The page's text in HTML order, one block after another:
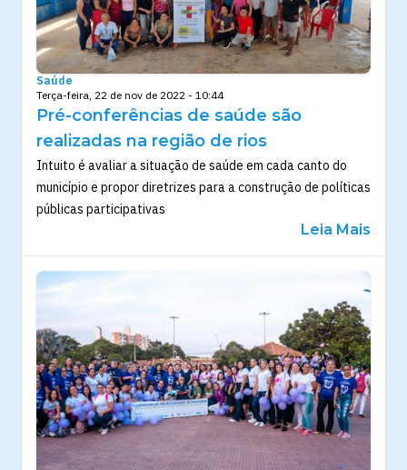
Saúde
Terça-feira, 22 de nov de 2022 - 10:44
Pré-conferências de saúde são
realizadas na região de rios
Intuito é avaliar a situação de saúde em cada canto do
município e propor diretrizes para a construção de políticas
públicas participativas
Leia Mais